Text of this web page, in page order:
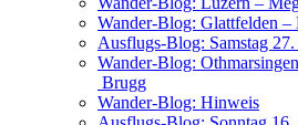
Wan­der-Blog: Glatt­fel­den –
Aus­flugs-Blog: Sams­tag
Wan­der-Blog:
Brugg
Wan­der-Blog: Hinweis